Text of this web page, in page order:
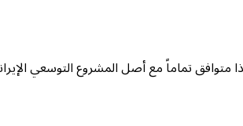
متوافق تماماً مع أصل المشروع التوسعي